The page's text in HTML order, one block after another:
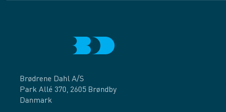
Brødrene Dahl A/S
Park Allé 370, 2605 Brøndby
Danmark